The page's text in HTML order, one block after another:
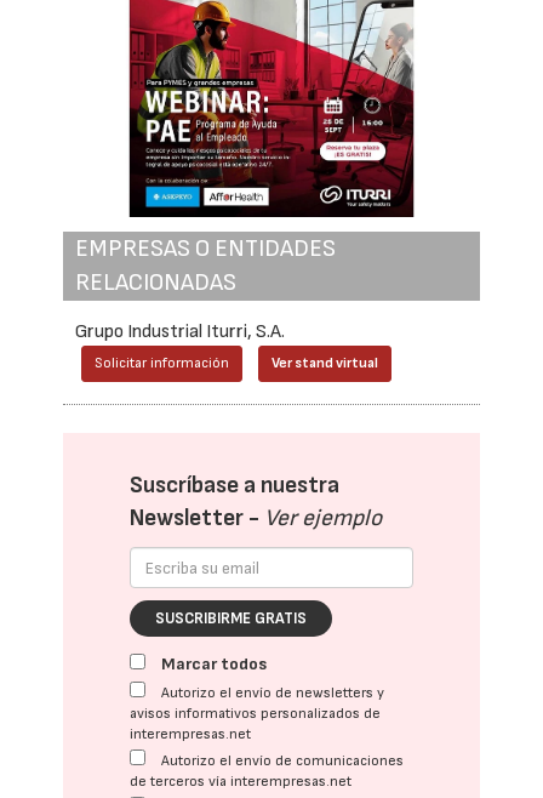
EMPRESAS O ENTIDADES
RELACIONADAS
Grupo Industrial Iturri, S.A.
Solicitar información Ver stand virtual
Suscríbase a nuestra
Newsletter - Ver ejemplo
SUSCRIBIRME GRATIS
Marcar todos
Autorizo el envío de newsletters y
avisos informativos personalizados de
interempresas.net
Autorizo el envío de comunicaciones
de terceros vía interempresas.net